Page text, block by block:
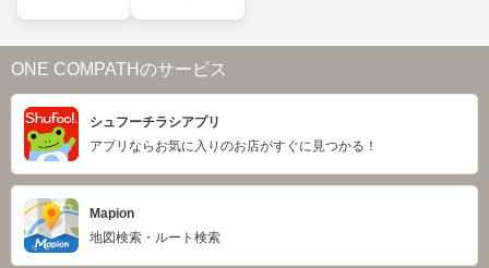
ONE COMPATHのサービス
シュフーチラシアプリ
アプリならお気に入りのお店がすぐに見つかる！
Mapion
地図検索・ルート検索